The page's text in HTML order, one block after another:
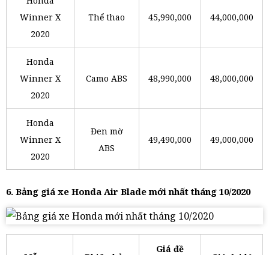
Winner X
2020
Thể thao 45,990,000 44,000,000
Honda
Winner X
2020
Camo ABS 48,990,000 48,000,000
Honda
Winner X
2020
Đen mờ
ABS
49,490,000 49,000,000
6. Bảng giá xe Honda Air Blade mới nhất tháng 10/2020
Giá đề